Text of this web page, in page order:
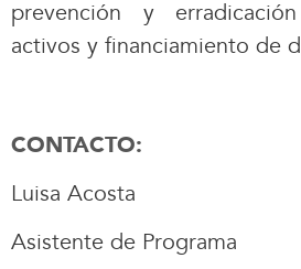
prevención y
activos y financiamiento de
CONTACTO:
Luisa Acosta
Asistente de Programa